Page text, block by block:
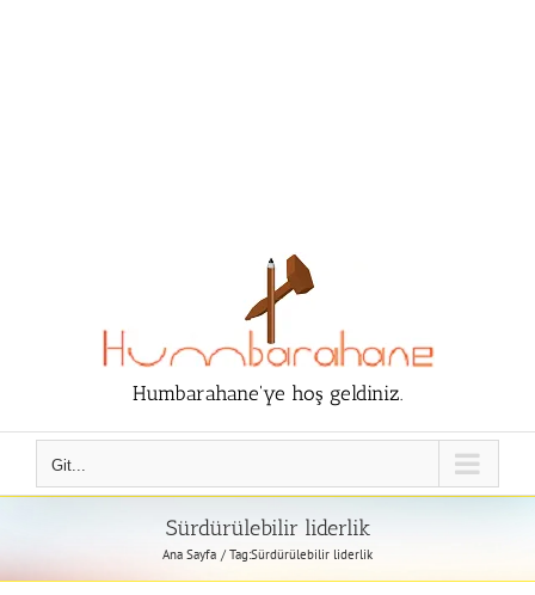
Humbarahane'ye hoş geldiniz.
Git...
Sürdürülebilir liderlik
Ana Sayfa Tag:Sürdürülebilir liderlik